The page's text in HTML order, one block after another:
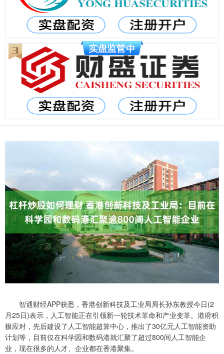
智通财经APP获悉，香港创新科技及工业局局长孙东教授今日(2
月25日)表示，人工智能正在引领新一轮技术革命和产业变革。港府积
极应对，先后建设了人工智能超算中心，推出了30亿元人工智能资助
计划等，目前仅在科学园和数码港就汇聚了超过800间人工智能企
业，现在很多的人才、企业都在香港聚集。